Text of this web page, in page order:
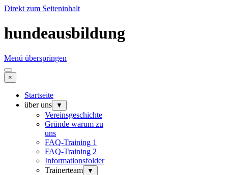
Direkt zum Seiteninhalt
hundeausbildung
Menü überspringen
×
Startseite
über uns
▼
Vereinsgeschichte
Gründe warum zu
uns
FAQ-Training 1
FAQ-Training 2
Informationsfolder
Trainerteam
▼